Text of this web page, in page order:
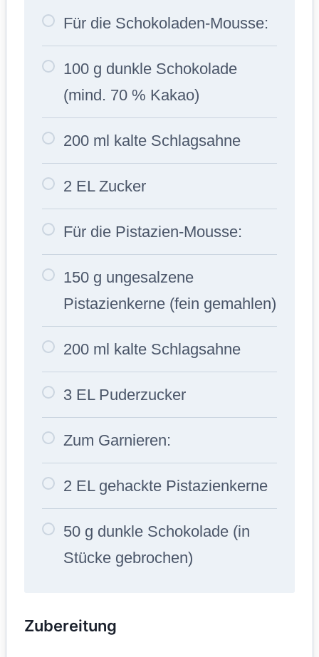
Für die Schokoladen-Mousse:
100 g dunkle Schokolade
(mind. 70 % Kakao)
200 ml kalte Schlagsahne
2 EL Zucker
Für die Pistazien-Mousse:
150 g ungesalzene
Pistazienkerne (fein gemahlen)
200 ml kalte Schlagsahne
3 EL Puderzucker
Zum Garnieren:
2 EL gehackte Pistazienkerne
50 g dunkle Schokolade (in
Stücke gebrochen)
Zubereitung